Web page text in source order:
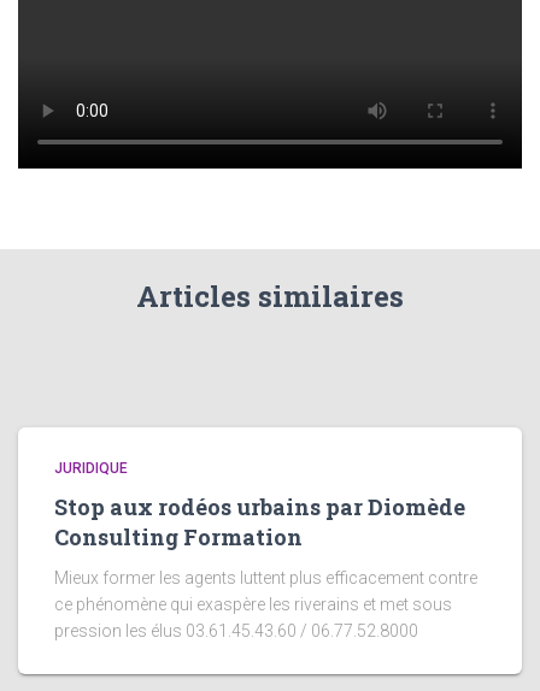
Articles similaires
JURIDIQUE
Stop aux rodéos urbains par Diomède
Consulting Formation
Mieux former les agents luttent plus efficacement contre
ce phénomène qui exaspère les riverains et met sous
pression les élus 03.61.45.43.60 / 06.77.52.8000